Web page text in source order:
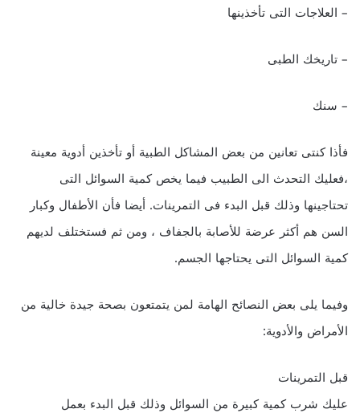
– العلاجات التى تأخذينها
– تاريخك الطبى
– سنك
فأذا كنتى تعانين من بعض المشاكل الطبية أو تأخذين أدوية معينة
،فعليك التحدث الى الطبيب فيما يخص كمية السوائل التى
تحتاجينها وذلك قبل البدء فى التمرينات. أيضا فأن الأطفال وكبار
السن هم أكثر عرضة للأصابة بالجفاف ، ومن ثم فستختلف لديهم
كمية السوائل التى يحتاجها الجسم.
وفيما يلى بعض النصائح الهامة لمن يتمتعون بصحة جيدة خالية من
الأمراض والأدوية:
قبل التمرينات
عليك شرب كمية كبيرة من السوائل وذلك قبل البدء بعمل